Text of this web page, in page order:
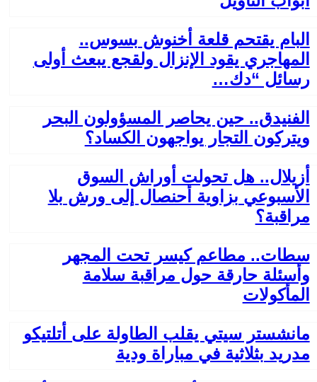
البام يقتحم قلعة أخنوش بسوس..
المهاجري يقود الإنزال ولقجع يبعث أولى
رسائل “دك…
الفنيدق.. حين يحاصر المسؤولون البحر
ويتركون التجار يواجهون الكساد؟
أزيلال.. هل تحولت أوراش السوق
الأسبوعي بزاوية أحنصال إلى ورش بلا
مراقبة؟
سطات.. مطاعم كيسر تحت المجهر
وأسئلة حارقة حول مراقبة سلامة
المأكولات
مانشستر سيتي يقلب الطاولة على أتلتيكو
مدريد بثلاثية في مباراة ودية